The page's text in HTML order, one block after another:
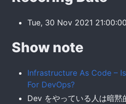
Tue, 30 Nov 2021
Show note
Infrastructure As Code –
For DevOps?
Dev をやっている人は暗